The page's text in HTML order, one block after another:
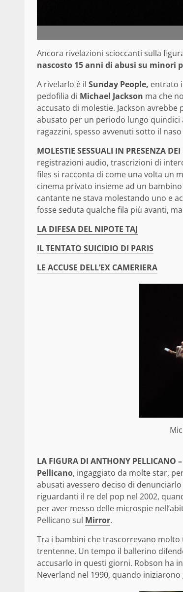
Ancora rivelazioni scioccanti sulla
nascosto 15 anni di abusi su minori
A rivelarlo è il Sunday People, entrato
pedofilia di Michael Jackson ma che
accusato di molestie. Jackson
abusato per un periodo lungo quindici
ragazzini, spesso avvenuti sotto il
MOLESTIE SESSUALI IN PRESENZA
registrazioni audio, trascrizioni di
files si racconta di come una volta un
cinema privato insieme ad un
cantante ne stava molestando uno e
fosse seduta qualche fila più avanti,
LA DIFESA DEL NIPOTE TAJ
IL TENTATO SUICIDIO DI PARIS
LE ACCUSE DELL’EX CAMERIERA
LA FIGURA DI ANTHONY PELLICANO
Pellicano, ingaggiato da molte star,
abusati avessero deciso di
riguardanti il re del pop nel 2002,
per aver messo delle microspie
Pellicano sul Mirror.
Tra i bambini che trascorrevano molto
trentenne. Un tempo il ballerino
accusarlo in questi giorni. Robson ha
Neverland nel 1990, quando